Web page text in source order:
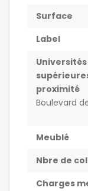
Surface
Label
proximité
Boulevard
Meublé
Nbre de
Charges